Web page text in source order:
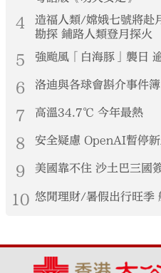
4
造福人類/嫦娥七號將赴
勘探 鋪路人類登月探火
5 強颱風「白海豚」襲日
6 洛迪與各球會斟介事件簿
7 高溫34.7℃ 今年最熱
8 安全疑慮 OpenAI暫停
9 美國靠不住 沙土巴三國
10 悠閒理財/暑假出行旺季